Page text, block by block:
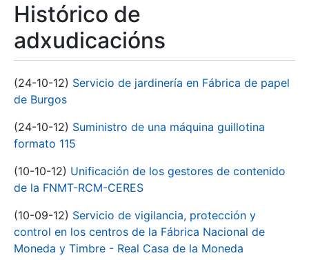
Histórico de
adxudicacións
(24-10-12) Servicio de jardinería en Fábrica de papel
de Burgos
(24-10-12) Suministro de una máquina guillotina
formato 115
(10-10-12) Unificación de los gestores de contenido
de la FNMT-RCM-CERES
(10-09-12) Servicio de vigilancia, protección y
control en los centros de la Fábrica Nacional de
Moneda y Timbre - Real Casa de la Moneda